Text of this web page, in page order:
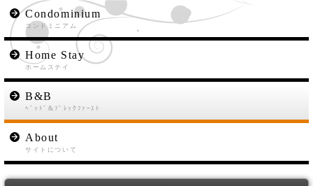
Condominium
コンドミニアム
Home Stay
ホームステイ
B&B
ﾍﾞｯﾄﾞ&ﾌﾞﾚｯｸﾌｧｰｽﾄ
About
サイトについて